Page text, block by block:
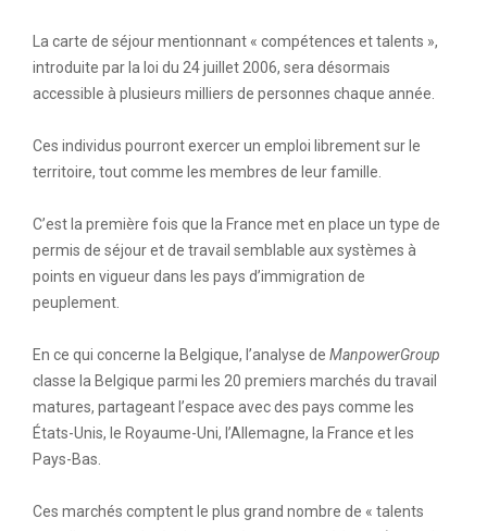
La carte de séjour mentionnant « compétences et talents »,
introduite par la loi du 24 juillet 2006, sera désormais
accessible à plusieurs milliers de personnes chaque année.
Ces individus pourront exercer un emploi librement sur le
territoire, tout comme les membres de leur famille.
C’est la première fois que la France met en place un type de
permis de séjour et de travail semblable aux systèmes à
points en vigueur dans les pays d’immigration de
peuplement.
En ce qui concerne la Belgique, l’analyse de ManpowerGroup
classe la Belgique parmi les 20 premiers marchés du travail
matures, partageant l’espace avec des pays comme les
États-Unis, le Royaume-Uni, l’Allemagne, la France et les
Pays-Bas.
Ces marchés comptent le plus grand nombre de « talents